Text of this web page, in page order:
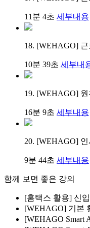
11분 4초 세부내용
18. [WEHAGO]
10분 39초 세부내
19. [WEHAGO]
16분 9초 세부내용
20. [WEHAGO]
9분 44초 세부내용
함께 보면 좋은 강의
[홈택스 활용] 신
[WEHAGO] 기본
[WEHAGO Smart